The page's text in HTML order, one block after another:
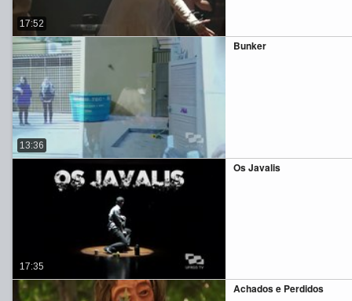
17:52
Bunker
13:36
Os Javalis
17:35
Achados e Perdidos